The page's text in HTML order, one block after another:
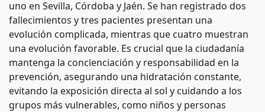
uno en Sevilla, Córdoba y Jaén. Se han registrado dos
fallecimientos y tres pacientes presentan una
evolución complicada, mientras que cuatro muestran
una evolución favorable. Es crucial que la ciudadanía
mantenga la concienciación y responsabilidad en la
prevención, asegurando una hidratación constante,
evitando la exposición directa al sol y cuidando a los
grupos más vulnerables, como niños y personas